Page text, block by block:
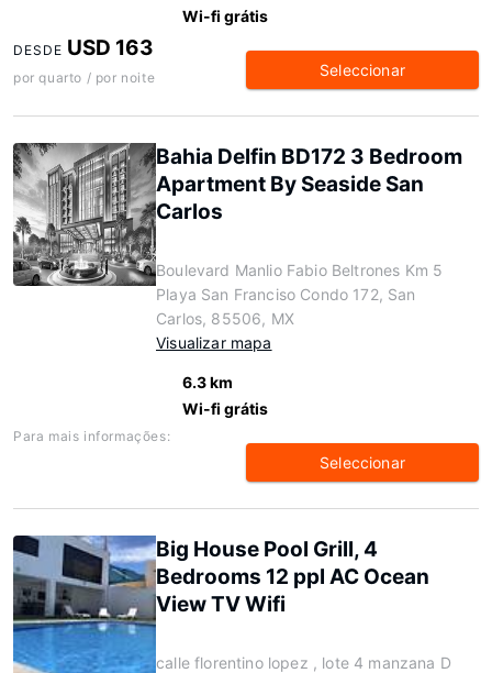
Wi-fi grátis
DESDE USD 163
por quarto / por noite Seleccionar
Bahia Delfin BD172 3 Bedroom
Apartment By Seaside San
Carlos
Boulevard Manlio Fabio Beltrones Km 5
Playa San Franciso Condo 172, San
Carlos, 85506, MX
Visualizar mapa
6.3 km
Wi-fi grátis
Para mais informações:
Seleccionar
Big House Pool Grill, 4
Bedrooms 12 ppl AC Ocean
View TV Wifi
calle florentino lopez , lote 4 manzana D